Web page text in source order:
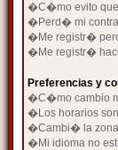
�C�mo evito que
�Perd� mi
�Me registr�
�Me registr�
Preferencias y
�C�mo cambio
�Los horarios
�Cambi� la zona
�Mi idioma no